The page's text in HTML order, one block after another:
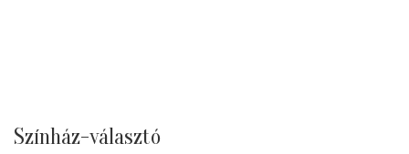
Színház-választó